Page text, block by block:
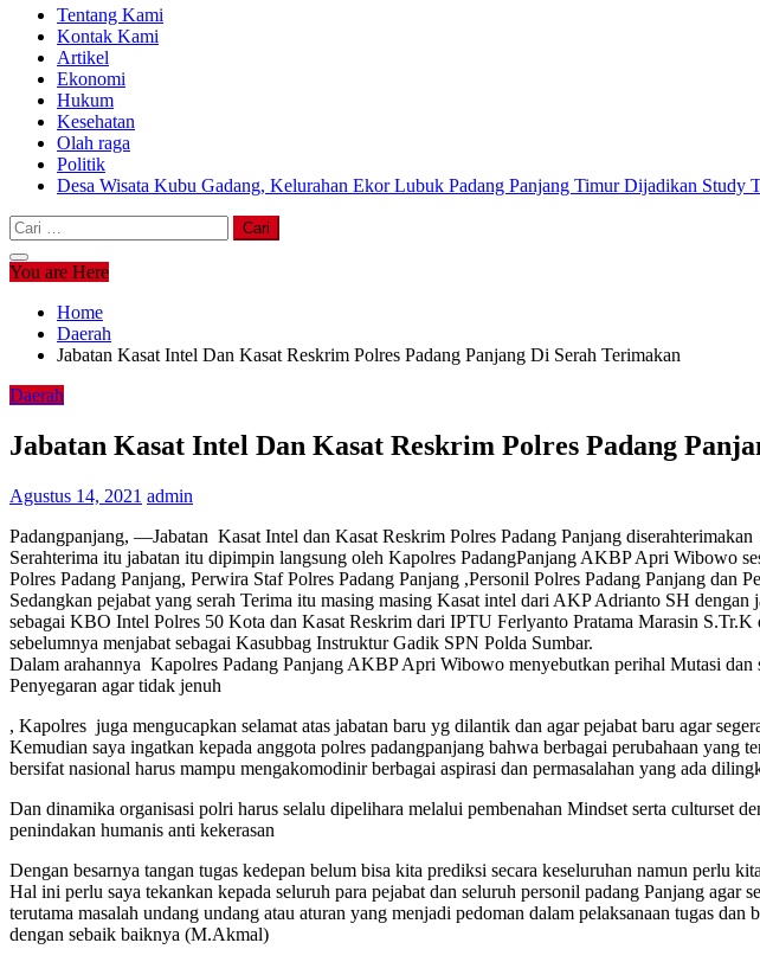
Tentang Kami
Kontak Kami
Artikel
Ekonomi
Hukum
Kesehatan
Olah raga
Politik
Desa Wisata Kubu Gadang, Kelurahan Ekor Lubuk Padang Panjang Timur Dijadikan Study
Cari
untuk:
You are Here
Home
Daerah
Jabatan Kasat Intel Dan Kasat Reskrim Polres Padang Panjang Di Serah Terimakan
Daerah
Jabatan Kasat Intel Dan Kasat Reskrim Polres Padang
Agustus 14, 2021 admin
Padangpanjang, —Jabatan Kasat Intel dan Kasat Reskrim Polres Padang Panjang
Serahterima itu jabatan itu dipimpin langsung oleh Kapolres PadangPanjang AKBP Apri Wibowo
Polres Padang Panjang, Perwira Staf Polres Padang Panjang ,Personil Polres Padang Panjang dan
Sedangkan pejabat yang serah Terima itu masing masing Kasat intel dari AKP Adrianto SH
sebagai KBO Intel Polres 50 Kota dan Kasat Reskrim dari IPTU Ferlyanto Pratama Marasin
sebelumnya menjabat sebagai Kasubbag Instruktur Gadik SPN Polda Sumbar.
Dalam arahannya Kapolres Padang Panjang AKBP Apri Wibowo menyebutkan perihal Mutasi
Penyegaran agar tidak jenuh
, Kapolres juga mengucapkan selamat atas jabatan baru yg dilantik dan agar pejabat baru agar
Kemudian saya ingatkan kepada anggota polres padangpanjang bahwa berbagai perubahaan
bersifat nasional harus mampu mengakomodinir berbagai aspirasi dan permasalahan yang ada
Dan dinamika organisasi polri harus selalu dipelihara melalui pembenahan Mindset serta culturset
penindakan humanis anti kekerasan
Dengan besarnya tangan tugas kedepan belum bisa kita prediksi secara keseluruhan namun perlu
Hal ini perlu saya tekankan kepada seluruh para pejabat dan seluruh personil padang Panjang
terutama masalah undang undang atau aturan yang menjadi pedoman dalam pelaksanaan tugas
dengan sebaik baiknya (M.Akmal)